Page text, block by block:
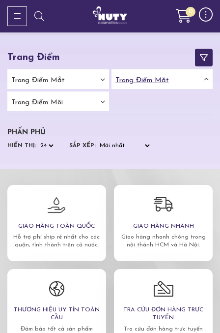
0
Trang Điểm
Trang Điểm Mắt Trang Điểm Mặt
Trang Điểm Môi
PHẤN PHỦ
HIỂN THỊ: SẮP XẾP:
GIAO HÀNG TOÀN QUỐC
Hỗ trợ phí ship rẻ nhất cho các
quận, tỉnh thành trên cả nước.
GIAO HÀNG NHANH
Giao hàng nhanh chóng trong
nội thành HCM và Hà Nội.
THƯƠNG HIỆU UY TÍN TOÀN
CẦU
Đảm bảo tất cả sản phẩm
TRA CỨU ĐƠN HÀNG TRỰC
TUYẾN
Tra cứu đơn hàng trực tuyến